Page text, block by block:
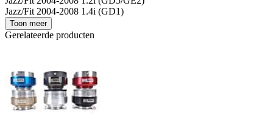
Jazz/Fit 2004-2008 1.4i (GD1)
Toon meer
Gerelateerde producten